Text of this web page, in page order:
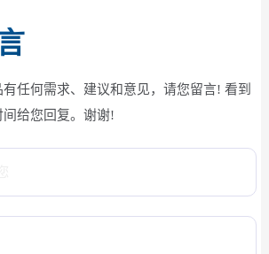
任何需求、建议和意见，请您留言! 看到
给您回复。谢谢!